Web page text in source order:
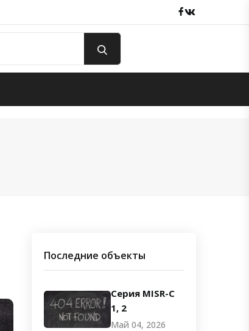
Facebook
Последние объекты
Серия MISR-C
1, 2
Май 04, 2026